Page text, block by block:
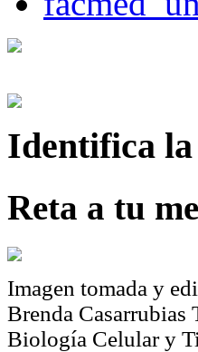
Identifica
Reta a tu
Imagen tomada y
Brenda Casarrubias
Biología Celular y